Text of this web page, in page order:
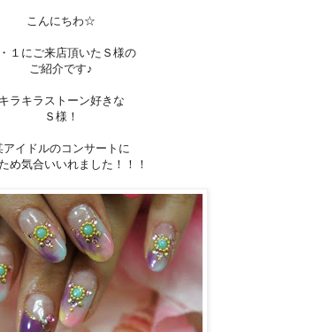
こんにちわ☆
１にご来店頂いたＳ様の
ご紹介です♪
ラキラストーン好きな
Ｓ様！
アイドルのコンサートに
め気合いいれました！！！